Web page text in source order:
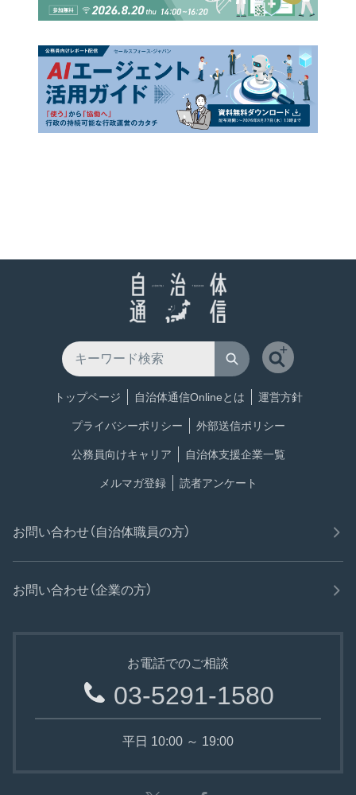
トップページ 自治体通信Onlineとは 運営方針
プライバシーポリシー 外部送信ポリシー
公務員向けキャリア 自治体支援企業一覧
メルマガ登録 読者アンケート
お問い合わせ（自治体職員の方）
お問い合わせ（企業の方）
お電話でのご相談
03-5291-1580
平日 10:00 ～ 19:00